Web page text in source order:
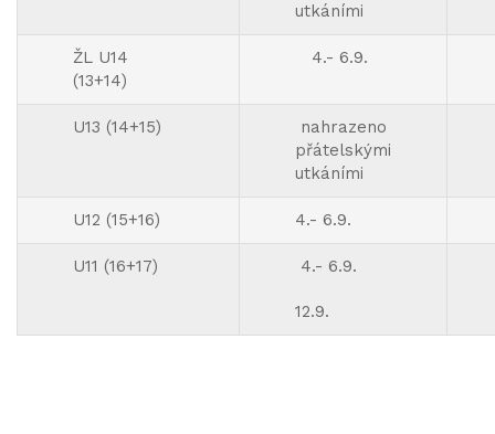
utkáními
ŽL U14
(13+14)
4.- 6.9.
U13 (14+15)
nahrazeno
přátelskými
utkáními
U12 (15+16) 4.- 6.9.
U11 (16+17) 4.- 6.9.
12.9.